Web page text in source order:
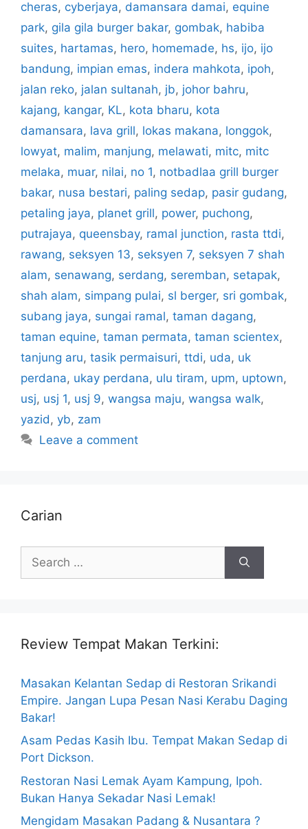
cheras, cyberjaya, damansara damai, equine
park, gila gila burger bakar, gombak, habiba
suites, hartamas, hero, homemade, hs, ijo, ijo
bandung, impian emas, indera mahkota, ipoh,
jalan reko, jalan sultanah, jb, johor bahru,
kajang, kangar, KL, kota bharu, kota
damansara, lava grill, lokas makana, longgok,
lowyat, malim, manjung, melawati, mitc, mitc
melaka, muar, nilai, no 1, notbadlaa grill burger
bakar, nusa bestari, paling sedap, pasir gudang,
petaling jaya, planet grill, power, puchong,
putrajaya, queensbay, ramal junction, rasta ttdi,
rawang, seksyen 13, seksyen 7, seksyen 7 shah
alam, senawang, serdang, seremban, setapak,
shah alam, simpang pulai, sl berger, sri gombak,
subang jaya, sungai ramal, taman dagang,
taman equine, taman permata, taman scientex,
tanjung aru, tasik permaisuri, ttdi, uda, uk
perdana, ukay perdana, ulu tiram, upm, uptown,
usj, usj 1, usj 9, wangsa maju, wangsa walk,
yazid , yb, zam
Leave a comment
Carian
for:
Review Tempat Makan Terkini:
Masakan Kelantan Sedap di Restoran Srikandi
Empire. Jangan Lupa Pesan Nasi Kerabu Daging
Bakar!
Asam Pedas Kasih Ibu. Tempat Makan Sedap di
Port Dickson.
Restoran Nasi Lemak Ayam Kampung, Ipoh.
Bukan Hanya Sekadar Nasi Lemak!
Mengidam Masakan Padang & Nusantara ?